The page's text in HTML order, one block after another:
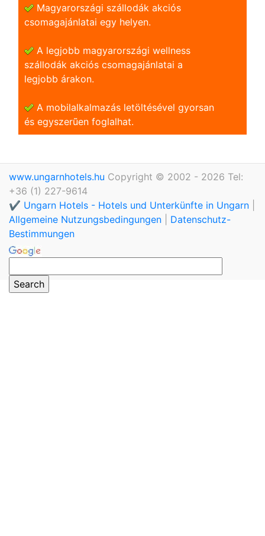
Magyarországi szállodák akciós
csomagajánlatai egy helyen.
A legjobb magyarországi wellness
szállodák akciós csomagajánlatai a
legjobb árakon.
A mobilalkalmazás letöltésével gyorsan
és egyszerũen foglalhat.
www.ungarnhotels.hu Copyright © 2002 - 2026 Tel:
+36 (1) 227-9614
✔️ Ungarn Hotels - Hotels und Unterkünfte in Ungarn
Allgemeine Nutzungsbedingungen
Datenschutz-
Bestimmungen